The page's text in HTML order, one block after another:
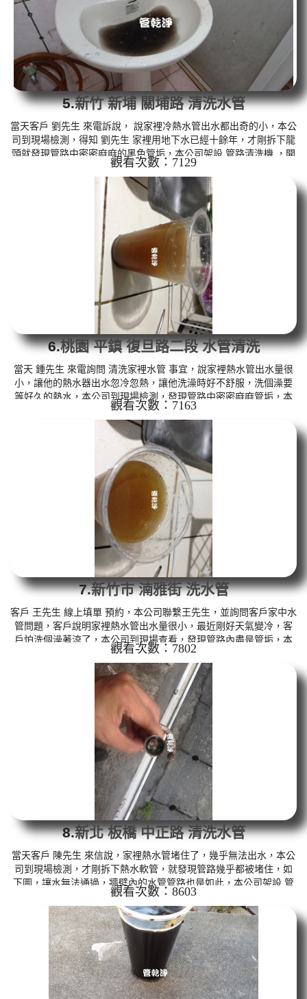
5.新竹 新埔 關埔路 清洗水管
當天客戶 劉先生 來電訴說， 說家裡冷熱水管出水都出奇的小，本公
司到現場檢測，得知 劉先生 家裡用地下水已經十餘年，才剛拆下龍
頭就發現管路中密密麻麻的黑色管垢，本公司架設 管路清洗機 ，開
始 清洗水管 ，黑水持續從水龍頭噴出，而且都有帶黑色異物，如下
圖及影片，客戶 劉先生 說才知道原來用髒水那麼多年，清洗過程
中，管路堵住數次，本公司改用特殊工法 洗水管 ， 水管清洗 約三
個小時後，水管出水已正常，劉先生 能正常用水了。 清洗水管, 水
管清洗, 洗水管, 熱水管堵塞, 熱水忽...
觀看次數：7129
6.桃園 平鎮 復旦路二段 水管清洗
當天 鍾先生 來電詢問 清洗家裡水管 事宜，說家裡熱水管出水量很
小，讓他的熱水器出水忽冷忽熱，讓他洗澡時好不舒服，洗個澡要
等好久的熱水，本公司到現場檢測，發現管路中密密麻麻管垢，本
公司架設 管路清洗機 ，開始 清洗水管 ，髒水持續從水龍頭噴出，
而且都有小碎石，如下圖及影片，客戶 鍾先生 說原來水管裡面這麼
髒， 水管清洗 約兩個小時後，熱水管出水已正常，鍾先生 高興能正
常洗澡了。 清洗水管, 水管清洗, 洗水管, 熱水管堵塞, 熱水忽冷忽熱
...
觀看次數：7163
7.新竹市 湳雅街 洗水管
客戶 王先生 線上填單 預約，本公司聯繫王先生，並詢問客戶家中水
管問題，客戶說明家裡熱水管出水量很小，最近剛好天氣變冷，客
戶怕洗個澡著涼了，本公司到現場查看，發現管路內盡是管垢，本
公司架設 管路清洗機 ，開始 清洗水管 ，髒水從水龍頭噴出，一開
始如維大力一般的顏色，沒想到越洗越髒，如下圖及影片，客戶 王
先生 看了也覺得不舒服， 水管清洗 約兩個小時後，熱水管出水已恢
復正常，王先生 總算能安心洗澡了。 清洗水管, 水管清洗, 洗水管,
熱水管堵塞, 熱水忽冷忽熱 ...
觀看次數：7802
8.新北 板橋 中正路 清洗水管
當天客戶 陳先生 來信說，家裡熱水管堵住了，幾乎無法出水，本公
司到現場檢測，才剛拆下熱水軟管，就發現管路幾乎都被堵住，如
下圖，讓水無法通過，牆壁內的水管管路也是如此，本公司架設 管
路清洗機 ，開始 清洗水管 ，髒水從水龍頭噴出，如維大力一般的顏
色，客戶 晨先生 看了也覺得不舒服，原來水管管路藏了這麼多東
西， 洗水管 時堵塞好幾次，本公司改用特殊工法， 水管清洗 約兩
個小時後，熱水管出水已恢復正常，陳先生 總算能正常洗澡洗碗。
清洗水管, 水管清洗, 洗水管, 熱水管堵塞, ...
觀看次數：8603